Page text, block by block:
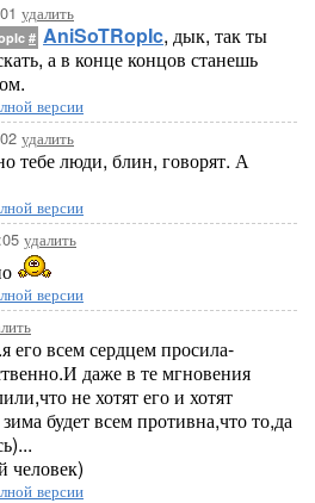
удалить
# AniSoTRopIc, дык, так ты
а в конце концов станешь
версии
удалить
тебе люди, блин, говорят. А
версии
удалить
версии
его всем сердцем просила-
даже в те мгновения
не хотят его и хотят
будет всем противна,что то,да
человек)
версии